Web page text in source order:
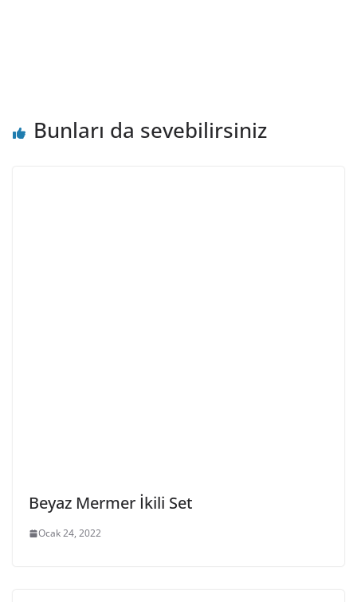
Bunları da sevebilirsiniz
Beyaz Mermer İkili Set
Ocak 24, 2022